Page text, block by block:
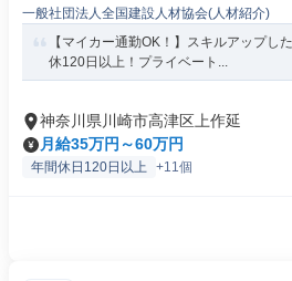
一般社団法人全国建設人材協会(人材紹介)
【マイカー通勤OK！】スキルアップ
休120日以上！プライベート...
神奈川県川崎市高津区上作延
月給35万円～60万円
年間休日120日以上 +11個